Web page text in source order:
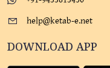
help@ketab-e.net
DOWNLOAD APP